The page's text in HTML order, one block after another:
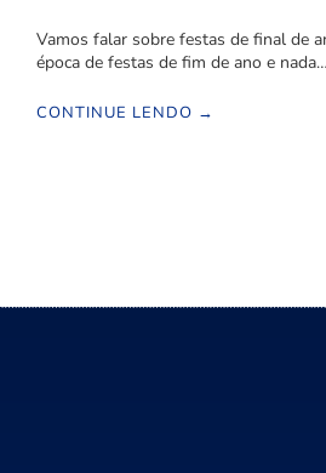
Vamos falar sobre festas de final de
época de festas de fim de ano e nada…
CONTINUE LENDO →